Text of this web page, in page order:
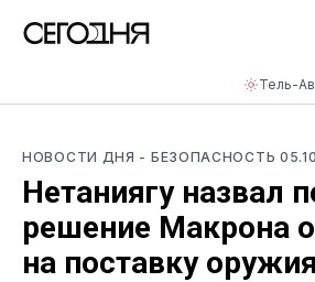
Тель-
НОВОСТИ ДНЯ - БЕЗОПАСНОСТЬ
Нетаниягу назвал
решение Макрона
на поставку